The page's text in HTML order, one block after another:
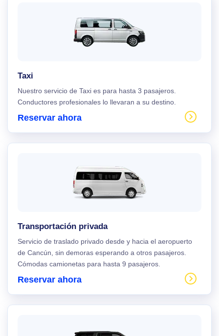
Taxi
Nuestro servicio de Taxi es para hasta 3 pasajeros.
Conductores profesionales lo llevaran a su destino.
Reservar ahora
Transportación privada
Servicio de traslado privado desde y hacia el aeropuerto
de Cancún, sin demoras esperando a otros pasajeros.
Cómodas camionetas para hasta 9 pasajeros.
Reservar ahora